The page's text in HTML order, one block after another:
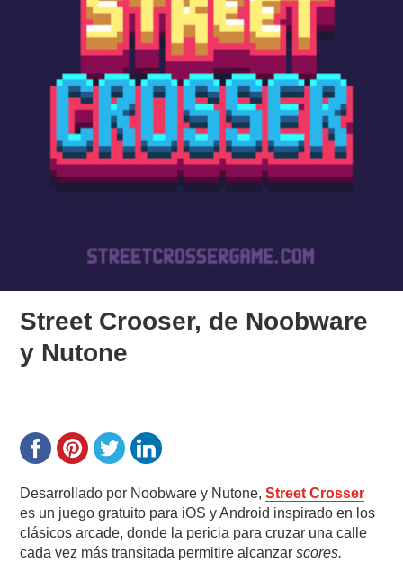
Street Crooser, de Noobware
y Nutone
Desarrollado por Noobware y Nutone,Street Crosser
es un juego gratuito para iOS y Android inspirado en los
clásicos arcade, donde la pericia para cruzar una calle
cada vez más transitada permitire alcanzarscores.